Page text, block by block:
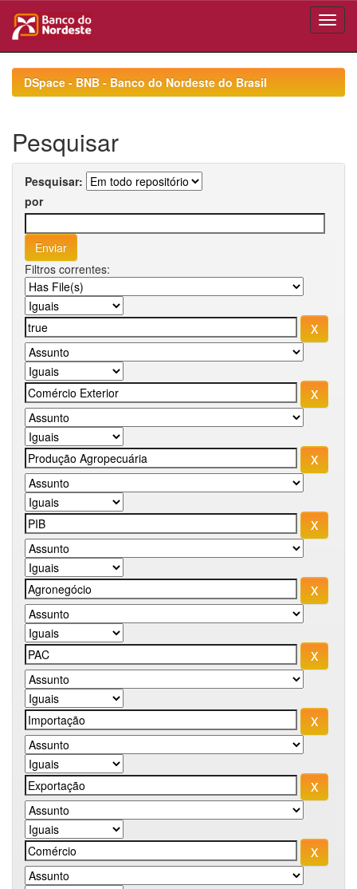
navigationDSpace - BNB - Banco do Nordeste do Brasil
Pesquisar
Pesquisar:
por
Filtros correntes: